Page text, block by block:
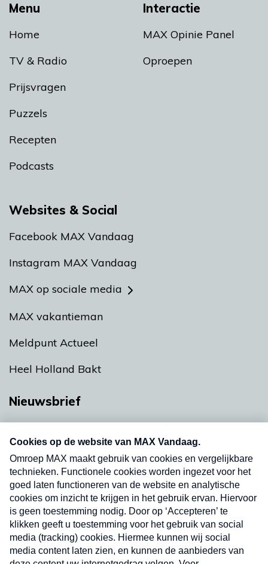
Menu
Home
TV & Radio
Prijsvragen
Puzzels
Recepten
Podcasts
Interactie
MAX Opinie Panel
Oproepen
Websites & Social
Facebook MAX Vandaag
Instagram MAX Vandaag
MAX op sociale media
MAX vakantieman
Meldpunt Actueel
Heel Holland Bakt
Nieuwsbrief
nieuwsbrief. Elke vrijdag- en dinsdagochtend in
uw mailbox.
Verzend